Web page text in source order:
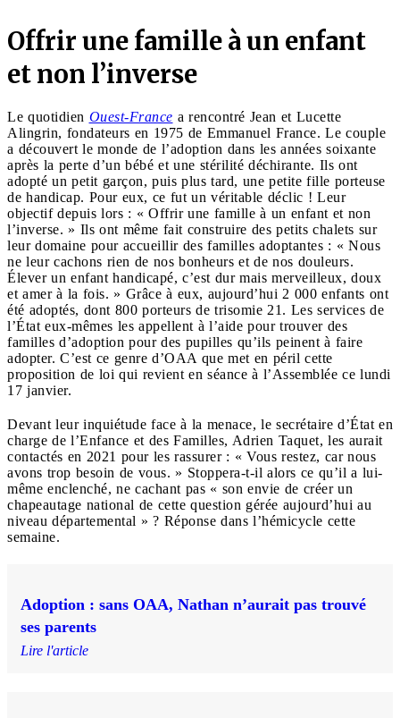
Offrir une famille à un enfant
et non l’inverse
Le quotidien Ouest-France a rencontré Jean et Lucette
Alingrin, fondateurs en 1975 de Emmanuel France. Le couple
a découvert le monde de l’adoption dans les années soixante
après la perte d’un bébé et une stérilité déchirante. Ils ont
adopté un petit garçon, puis plus tard, une petite fille porteuse
de handicap. Pour eux, ce fut un véritable déclic ! Leur
objectif depuis lors : « Offrir une famille à un enfant et non
l’inverse. » Ils ont même fait construire des petits chalets sur
leur domaine pour accueillir des familles adoptantes : « Nous
ne leur cachons rien de nos bonheurs et de nos douleurs.
Élever un enfant handicapé, c’est dur mais merveilleux, doux
et amer à la fois. » Grâce à eux, aujourd’hui 2 000 enfants ont
été adoptés, dont 800 porteurs de trisomie 21. Les services de
l’État eux-mêmes les appellent à l’aide pour trouver des
familles d’adoption pour des pupilles qu’ils peinent à faire
adopter. C’est ce genre d’OAA que met en péril cette
proposition de loi qui revient en séance à l’Assemblée ce lundi
17 janvier.
Devant leur inquiétude face à la menace, le secrétaire d’État en
charge de l’Enfance et des Familles, Adrien Taquet, les aurait
contactés en 2021 pour les rassurer : « Vous restez, car nous
avons trop besoin de vous. » Stoppera-t-il alors ce qu’il a lui-
même enclenché, ne cachant pas « son envie de créer un
chapeautage national de cette question gérée aujourd’hui au
niveau départemental » ? Réponse dans l’hémicycle cette
semaine.
Adoption : sans OAA, Nathan n’aurait pas trouvé
ses parents
Lire l'article